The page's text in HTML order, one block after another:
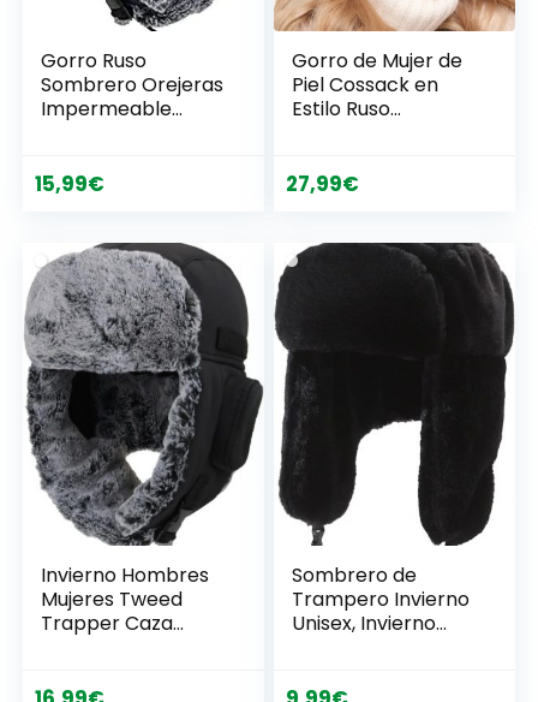
Gorro Ruso
Sombrero Orejeras
Impermeable
Caza
15,99€
Gorro de Mujer de
Piel Cossack en
Estilo Ruso
27,99€
Invierno Hombres
Mujeres Tweed
Trapper Caza
Cadete Gorra
Sombrero de
Trampero Invierno
Unisex, Invierno
Orejeras Gorro